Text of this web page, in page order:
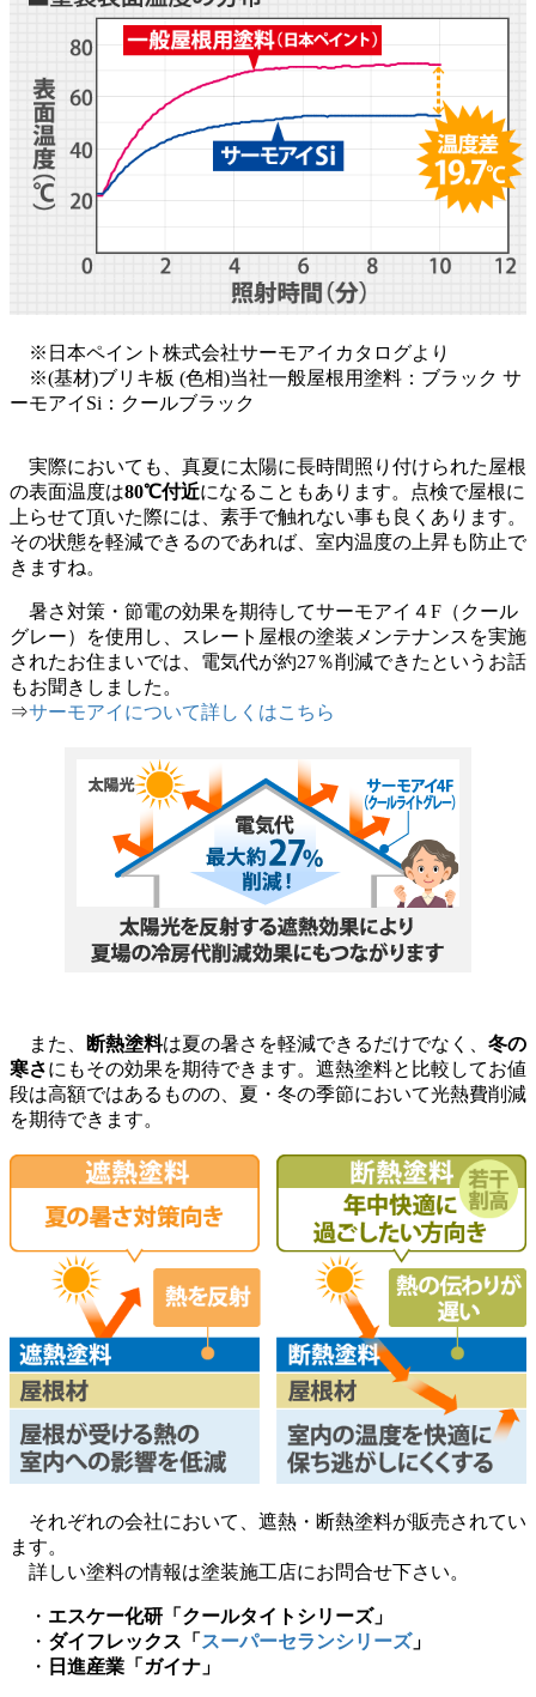
※日本ペイント株式会社サーモアイカタログより
※(基材)ブリキ板 (色相)当社一般屋根用塗料：ブラック サ
ーモアイSi：クールブラック
実際においても、真夏に太陽に長時間照り付けられた屋根
の表面温度は80℃付近になることもあります。点検で屋根に
上らせて頂いた際には、素手で触れない事も良くあります。
その状態を軽減できるのであれば、室内温度の上昇も防止で
きますね。
暑さ対策・節電の効果を期待してサーモアイ４F（クール
グレー）を使用し、スレート屋根の塗装メンテナンスを実施
されたお住まいでは、電気代が約27％削減できたというお話
もお聞きしました。
⇒サーモアイについて詳しくはこちら
また、 断熱塗料は夏の暑さを軽減できるだけでなく、 冬の
寒さにもその効果を期待できます。遮熱塗料と比較してお値
段は高額ではあるものの、夏・冬の季節において光熱費削減
を期待できます。
それぞれの会社において、遮熱・断熱塗料が販売されてい
ます。
詳しい塗料の情報は塗装施工店にお問合せ下さい。
・ エスケー化研「クールタイトシリーズ」
・ ダイフレックス「 スーパーセランシリーズ」
・ 日進産業「ガイナ」